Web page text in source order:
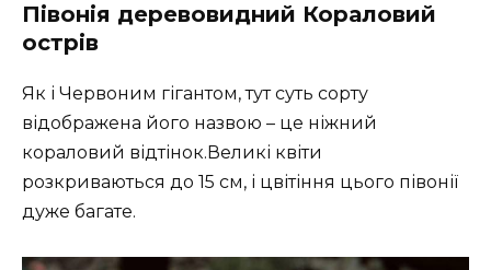
Півонія деревовидний Кораловий
острів
Як і Червоним гігантом, тут суть сорту
відображена його назвою – це ніжний
кораловий відтінок.Великі квіти
розкриваються до 15 см, і цвітіння цього півонії
дуже багате.